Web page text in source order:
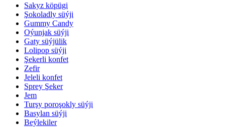
Sakyz köpügi
Şokoladly süýji
Gummy Candy
Oýunjak süýji
Gaty süýjülik
Lolipop süýji
Şekerli konfet
Zefir
Jeleli konfet
Sprey Şeker
Jem
Turşy poroşokly süýji
Basylan süýji
Beýlekiler